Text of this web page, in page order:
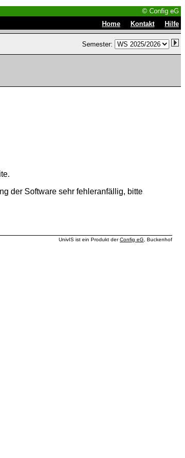
© Config eG
Home Kontakt Hilfe
Semester:
der Software sehr fehleranfällig, bitte
UnivIS ist ein Produkt derConfig eG , Buckenhof